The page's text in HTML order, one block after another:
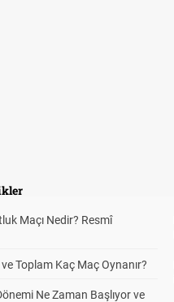
Maçı Nedir? Resmî
Toplam Kaç Maç Oynanır?
Ne Zaman Başlıyor ve